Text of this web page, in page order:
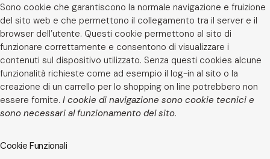
Sono cookie che garantiscono la normale navigazione e fruizione
del sito web e che permettono il collegamento tra il server e il
browser dell’utente. Questi cookie permettono al sito di
funzionare correttamente e consentono di visualizzare i
contenuti sul dispositivo utilizzato. Senza questi cookies alcune
funzionalità richieste come ad esempio il log-in al sito o la
creazione di un carrello per lo shopping on line potrebbero non
essere fornite. I cookie di navigazione sono cookie tecnici e
sono necessari al funzionamento del sito.
Cookie Funzionali